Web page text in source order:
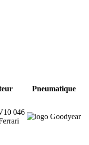
Pneumatique
046